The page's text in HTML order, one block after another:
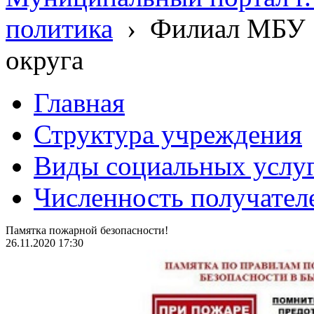
политика › Филиал МБУ
округа
Главная
Структура учреждения
Виды социальных
Численность
Памятка пожарной безопасности!
26.11.2020 17:30